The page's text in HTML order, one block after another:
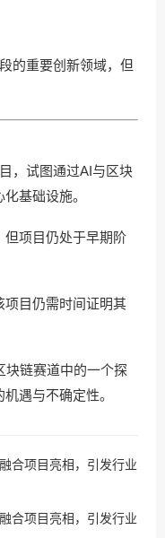
的重要创新领域，但
，试图通过AI与区块
基础设施。
但项目仍处于早期阶
项目仍需时间证明其
块链赛道中的一个探
遇与不确定性。
合项目亮相，引发行业
合项目亮相，引发行业